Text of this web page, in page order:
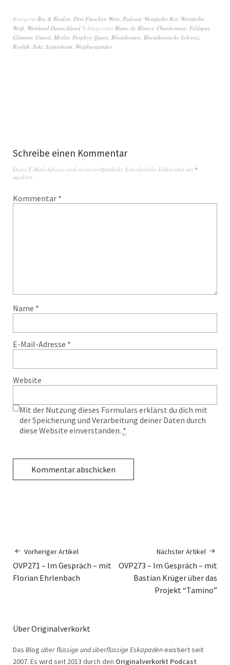
Kategorie Bio & Biodyn Drei Flaschen Wein Podcast Weinfarbe Rot Weinfarbe
Weiß Weinland Deutschland Schlagwörter Blanc de Blancs Chardonnay Feldspat
Glimmer, Granit Merlot Porphyr, Quarz Rheinhessen Rheinhessische Schweiz
Ryolith Sekt Siefersheim Weißburgunder
Schreibe einen Kommentar
Deine E-Mail-Adresse wird nicht veröffentlicht. Erforderliche Felder sind mit *
markiert
Kommentar *
Name *
E-Mail-Adresse *
Website
Mit der Nutzung dieses Formulars erklärst du dich mit
der Speicherung und Verarbeitung deiner Daten durch
diese Website einverstanden. *
Vorheriger Artikel
OVP271 – Im Gespräch – mit
Florian Ehrlenbach
Nächster Artikel
OVP273 – Im Gespräch – mit
Bastian Krüger über das
Projekt “Tamino”
Über Originalverkorkt
Das Blog über flüssige und überflüssige Eskapadenexistiert seit
2007. Es wird seit 2013 durch den Originalverkorkt Podcast